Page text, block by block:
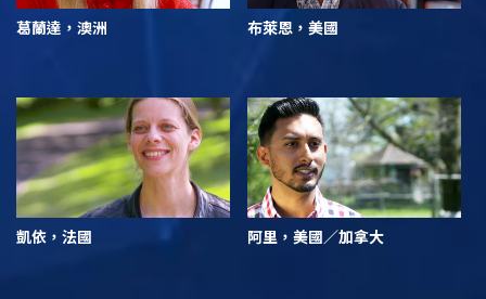
葛蘭達，澳洲 布萊恩，美國
凱依，法國 阿里，美國／加拿大